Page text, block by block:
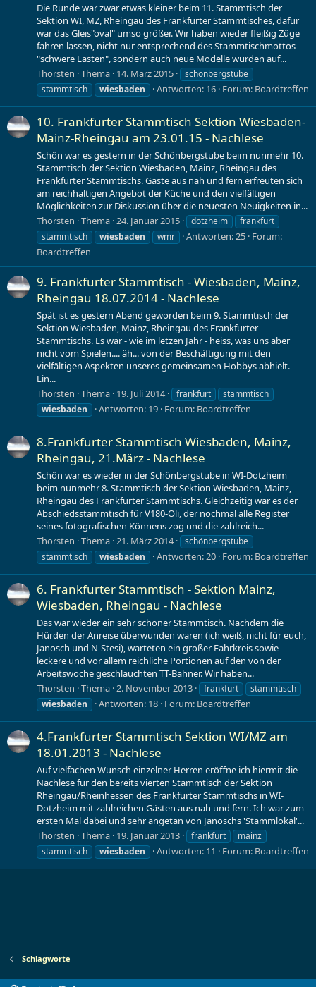
Die Runde war zwar etwas kleiner beim 11. Stammtisch der
Sektion WI, MZ, Rheingau des Frankfurter Stammtisches, dafür
war das Gleis"oval" umso größer. Wir haben wieder fleißig Züge
fahren lassen, nicht nur entsprechend des Stammtischmottos
"schwere Lasten", sondern auch neue Modelle wurden auf...
Thorsten Thema 14. März 2015
schönbergstube
stammtisch
wiesbaden Antworten: 16 Forum: Boardtreffen
10. Frankfurter Stammtisch Sektion Wiesbaden-
Mainz-Rheingau am 23.01.15 - Nachlese
Schön war es gestern in der Schönbergstube beim nunmehr 10.
Stammtisch der Sektion Wiesbaden, Mainz, Rheingau des
Frankfurter Stammtischs. Gäste aus nah und fern erfreuten sich
am reichhaltigen Angebot der Küche und den vielfältigen
Möglichkeiten zur Diskussion über die neuesten Neuigkeiten in...
Thorsten Thema 24. Januar 2015 dotzheim
frankfurt
stammtisch
wiesbaden wmr Antworten: 25 Forum:
Boardtreffen
9. Frankfurter Stammtisch - Wiesbaden, Mainz,
Rheingau 18.07.2014 - Nachlese
Spät ist es gestern Abend geworden beim 9. Stammtisch der
Sektion Wiesbaden, Mainz, Rheingau des Frankfurter
Stammtischs. Es war - wie im letzen Jahr - heiss, was uns aber
nicht vom Spielen.... äh... von der Beschäftigung mit den
vielfältigen Aspekten unseres gemeinsamen Hobbys abhielt.
Ein...
Thorsten Thema 19. Juli 2014 frankfurt
stammtisch
wiesbaden
Antworten: 19 Forum: Boardtreffen
8.Frankfurter Stammtisch Wiesbaden, Mainz,
Rheingau, 21.März - Nachlese
Schön war es wieder in der Schönbergstube in WI-Dotzheim
beim nunmehr 8. Stammtisch der Sektion Wiesbaden, Mainz,
Rheingau des Frankfurter Stammtischs. Gleichzeitig war es der
Abschiedsstammtisch für V180-Oli, der nochmal alle Register
seines fotografischen Könnens zog und die zahlreich...
Thorsten Thema 21. März 2014
schönbergstube
stammtisch
wiesbaden Antworten: 20 Forum: Boardtreffen
6. Frankfurter Stammtisch - Sektion Mainz,
Wiesbaden, Rheingau - Nachlese
Das war wieder ein sehr schöner Stammtisch. Nachdem die
Hürden der Anreise überwunden waren (ich weiß, nicht für euch,
Janosch und N-Stesi), warteten ein großer Fahrkreis sowie
leckere und vor allem reichliche Portionen auf den von der
Arbeitswoche geschlauchten TT-Bahner. Wir haben...
Thorsten Thema 2. November 2013 frankfurt
stammtisch
wiesbaden
Antworten: 18 Forum: Boardtreffen
4.Frankfurter Stammtisch Sektion WI/MZ am
18.01.2013 - Nachlese
Auf vielfachen Wunsch einzelner Herren eröffne ich hiermit die
Nachlese für den bereits vierten Stammtisch der Sektion
Rheingau/Rheinhessen des Frankfurter Stammtischs in WI-
Dotzheim mit zahlreichen Gästen aus nah und fern. Ich war zum
ersten Mal dabei und sehr angetan von Janoschs 'Stammlokal'...
Thorsten Thema 19. Januar 2013 frankfurt
mainz
stammtisch
wiesbaden Antworten: 11 Forum: Boardtreffen
Schlagworte